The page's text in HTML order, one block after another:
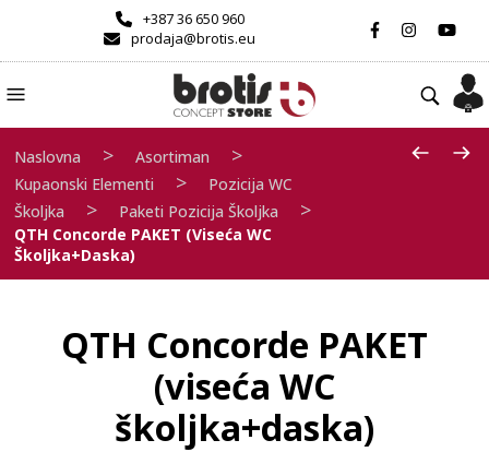
+387 36 650 960
prodaja@brotis.eu
Naslovna > Asortiman >
Kupaonski Elementi >
Pozicija WC
Školjka
> Paketi Pozicija Školjka >
QTH Concorde PAKET (viseća WC
Školjka+daska)
QTH Concorde PAKET
(viseća WC
školjka+daska)